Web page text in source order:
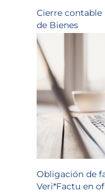
Cierre contable
de Bienes
Obligación de
Veri*Factu en